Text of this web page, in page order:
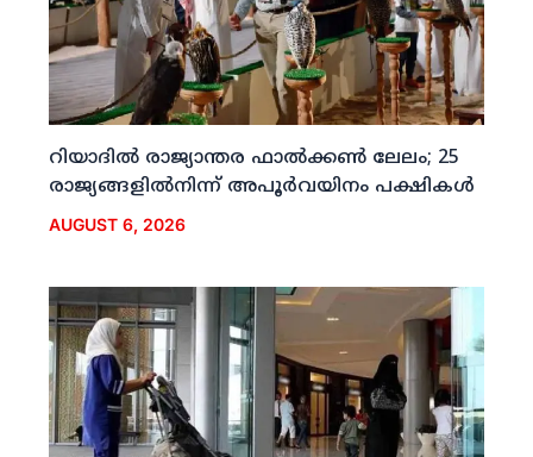
റിയാദില്‍ രാജ്യാന്തര ഫാല്‍ക്കണ്‍ ലേലം; 25
രാജ്യങ്ങളില്‍നിന്ന് അപൂര്‍വയിനം പക്ഷികള്‍
AUGUST 6, 2026